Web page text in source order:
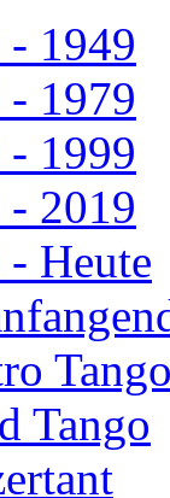
- 1949
- 1979
- 1999
- 2019
Heute
Tango
Tango